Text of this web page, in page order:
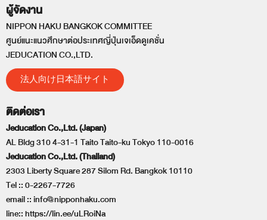
ผู้จัดงาน
NIPPON HAKU BANGKOK COMMITTEE
ศูนย์แนะแนวศึกษาต่อประเทศญี่ปุ่นเจเอ็ดดูเคชั่น
JEDUCATION CO.,LTD.
法人向け日本語サイト
ติดต่อเรา
Jeducation Co.,Ltd. (Japan)
AL Bldg 310 4-31-1 Taito Taito-ku Tokyo 110-0016
Jeducation Co.,Ltd. (Thailand)
2303 Liberty Square 287 Silom Rd. Bangkok 10110
Tel ::0-2267-7726
email ::info@nipponhaku.com
line::https://lin.ee/uLRoiNa